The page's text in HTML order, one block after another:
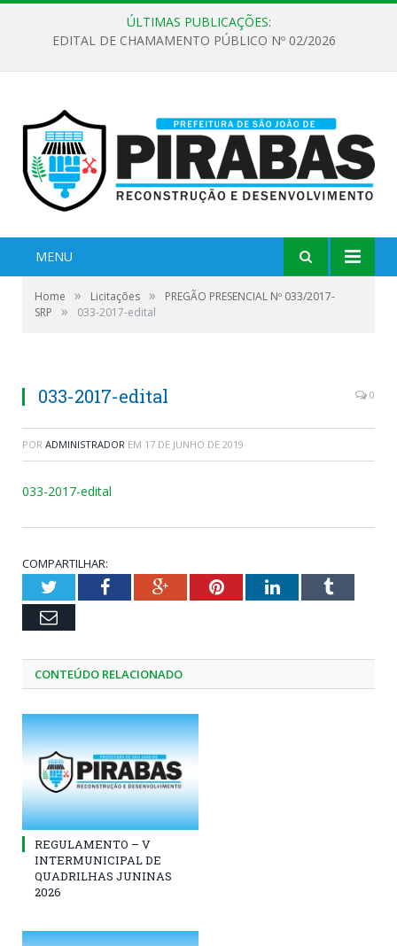
ÚLTIMAS PUBLICAÇÕES:
EDITAL DE CHAMAMENTO PÚBLICO Nº 02/2026
MENU
Home » Licitações »
PREGÃO PRESENCIAL Nº 033/2017-
SRP
» 033-2017-edital
033-2017-edital 0
POR ADMINISTRADOR EM 17 DE JUNHO DE 2019
033-2017-edital
COMPARTILHAR:
TwitterFacebookGoogle+PinterestLinkedInTumblr
Email
CONTEÚDO RELACIONADO
REGULAMENTO – V
INTERMUNICIPAL DE
QUADRILHAS JUNINAS
2026